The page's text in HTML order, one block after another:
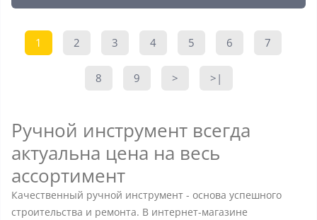
1 2 3 4 5 6 7
8 9 > >|
Ручной инструмент всегда
актуальна цена на весь
ассортимент
Качественный ручной инструмент - основа успешного
строительства и ремонта. В интернет-магазине